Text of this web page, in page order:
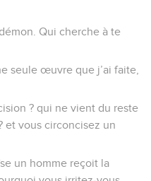
Qui cherche à te
seule œuvre que j’ai faite,
? qui ne vient du reste
et vous circoncisez un
un homme reçoit la